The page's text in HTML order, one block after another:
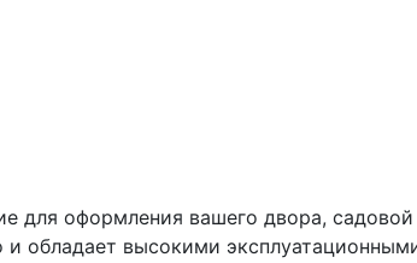
для оформления вашего двора,
и обладает высокими